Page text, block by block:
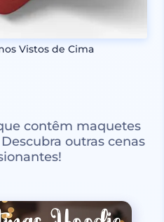
Vistos de Cima
contêm maquetes
outras cenas